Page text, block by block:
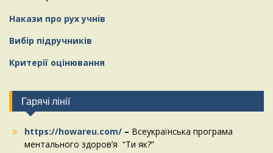
Накази про рух учнів
Вибір підручників
Критерії оцінювання
Гарячі лінії
https://howareu.com/ – Всеукраїнська програма
ментального здоров’я “Ти як?”